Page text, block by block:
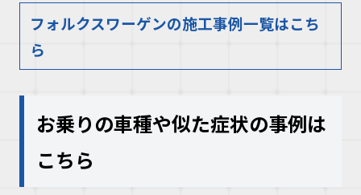
フォルクスワーゲンの施工事例一覧はこち
ら
お乗りの車種や似た症状の事例は
こちら